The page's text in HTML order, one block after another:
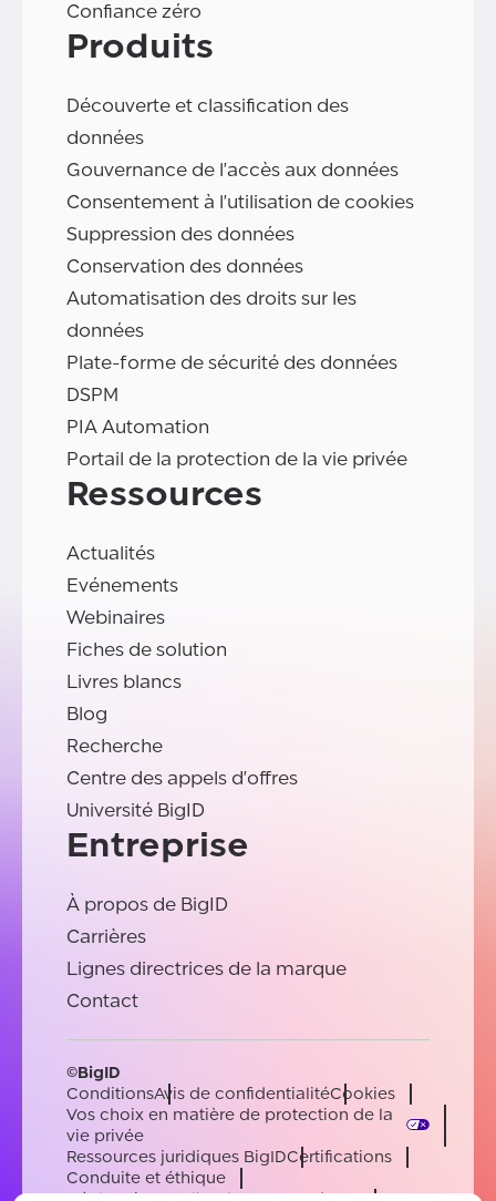
Confiance zéro
Produits
Découverte et classification des
données
Gouvernance de l'accès aux données
Consentement à l'utilisation de cookies
Suppression des données
Conservation des données
Automatisation des droits sur les
données
Plate-forme de sécurité des données
DSPM
PIA Automation
Portail de la protection de la vie privée
Ressources
Actualités
Evénements
Webinaires
Fiches de solution
Livres blancs
Blog
Recherche
Centre des appels d'offres
Université BigID
Entreprise
À propos de BigID
Carrières
Lignes directrices de la marque
Contact
©BigID
ConditionsAvis de confidentialitéCookies
Vos choix en matière de protection de la
vie privée
Ressources juridiques BigIDCertifications
Conduite et éthique